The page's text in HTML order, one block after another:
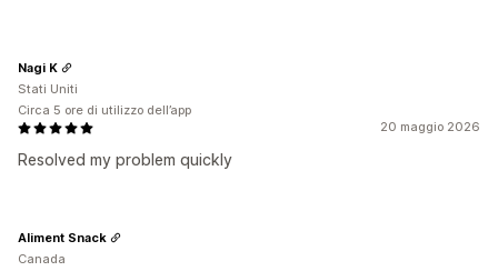
20 maggio 2026
Resolved my problem quickly
Nagi K
Stati Uniti
Circa 5 ore di utilizzo dell’app
Aliment Snack
Canada